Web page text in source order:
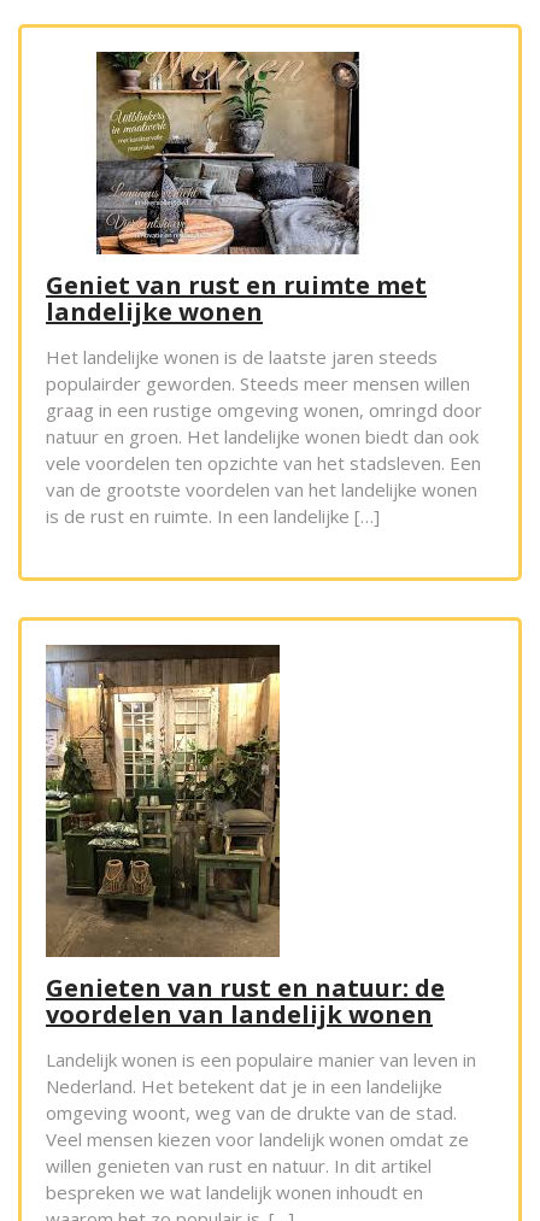
Geniet van rust en ruimte met
landelijke wonen
Het landelijke wonen is de laatste jaren steeds
populairder geworden. Steeds meer mensen willen
graag in een rustige omgeving wonen, omringd door
natuur en groen. Het landelijke wonen biedt dan ook
vele voordelen ten opzichte van het stadsleven. Een
van de grootste voordelen van het landelijke wonen
is de rust en ruimte. In een landelijke […]
Genieten van rust en natuur: de
voordelen van landelijk wonen
Landelijk wonen is een populaire manier van leven in
Nederland. Het betekent dat je in een landelijke
omgeving woont, weg van de drukte van de stad.
Veel mensen kiezen voor landelijk wonen omdat ze
willen genieten van rust en natuur. In dit artikel
bespreken we wat landelijk wonen inhoudt en